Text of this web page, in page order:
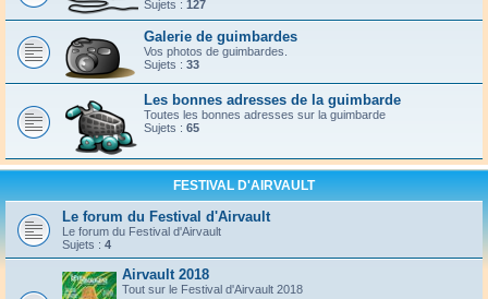
Sujets : 127
Galerie de guimbardes
Vos photos de guimbardes.
Sujets : 33
Les bonnes adresses de la guimbarde
Toutes les bonnes adresses sur la guimbarde
Sujets : 65
FESTIVAL D'AIRVAULT
Le forum du Festival d'Airvault
Le forum du Festival d'Airvault
Sujets : 4
Airvault 2018
Tout sur le Festival d'Airvault 2018